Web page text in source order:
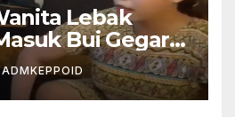
Lebak
Bui Gegara
Qur’an, Ini
ADMKEPPOID